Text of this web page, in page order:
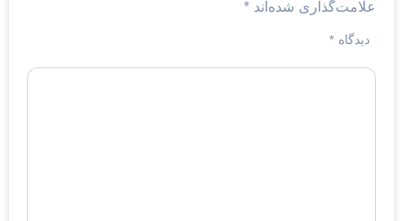
علامت‌گذاری شده‌اند *
دیدگاه *